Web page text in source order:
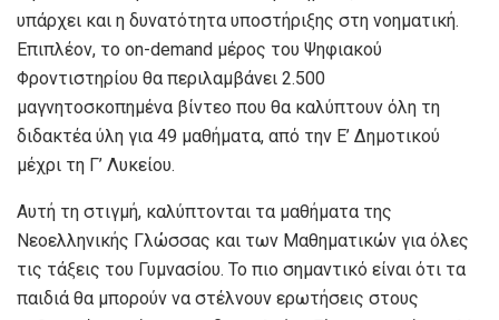
υπάρχει και η δυνατότητα υποστήριξης στη νοηματική.
Επιπλέον, το on-demand μέρος του Ψηφιακού
Φροντιστηρίου θα περιλαμβάνει 2.500
μαγνητοσκοπημένα βίντεο που θα καλύπτουν όλη τη
διδακτέα ύλη για 49 μαθήματα, από την Ε’ Δημοτικού
μέχρι τη Γ’ Λυκείου.
Αυτή τη στιγμή, καλύπτονται τα μαθήματα της
Νεοελληνικής Γλώσσας και των Μαθηματικών για όλες
τις τάξεις του Γυμνασίου. Το πιο σημαντικό είναι ότι τα
παιδιά θα μπορούν να στέλνουν ερωτήσεις στους